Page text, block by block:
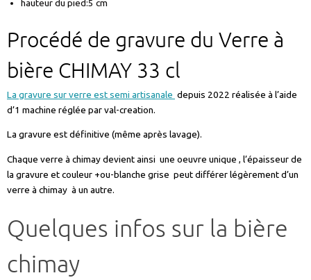
hauteur du pied:5 cm
Procédé de gravure du Verre à
bière CHIMAY 33 cl
La gravure sur verre est semi artisanale depuis 2022 réalisée à l’aide
d’1 machine réglée par val-creation.
La gravure est définitive (même après lavage).
Chaque verre à chimay devient ainsi une oeuvre unique , l’épaisseur de
la gravure et couleur +ou-blanche grise peut différer légèrement d’un
verre à chimay à un autre.
Quelques infos sur la bière
chimay